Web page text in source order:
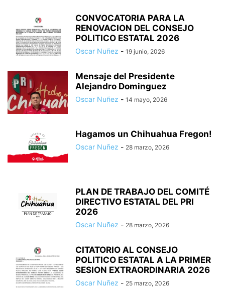
CONVOCATORIA PARA LA
RENOVACION DEL CONSEJO
POLITICO ESTATAL 2026
Oscar Nuñez - 19 junio, 2026
Mensaje del Presidente
Alejandro Dominguez
Oscar Nuñez - 14 mayo, 2026
Hagamos un Chihuahua Fregon!
Oscar Nuñez - 28 marzo, 2026
PLAN DE TRABAJO DEL COMITÉ
DIRECTIVO ESTATAL DEL PRI
2026
Oscar Nuñez - 28 marzo, 2026
CITATORIO AL CONSEJO
POLITICO ESTATAL A LA PRIMER
SESION EXTRAORDINARIA 2026
Oscar Nuñez - 25 marzo, 2026